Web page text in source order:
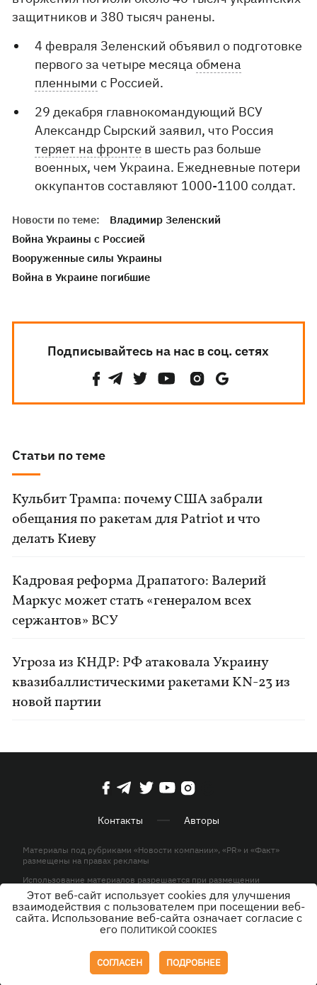
защитников и 380 тысяч ранены.
4 февраля Зеленский объявил о подготовке
первого за четыре месяцаобмена
пленными с Россией.
29 декабря главнокомандующий ВСУ
Александр Сырский заявил, что Россия
теряет на фронте в шесть раз больше
военных, чем Украина. Ежедневные потери
оккупантов составляют 1000-1100 солдат.
Новости по теме:
Владимир Зеленский
Война Украины с Россией
Вооруженные силы Украины
Война в Украине погибшие
Подписывайтесь на нас в соц. сетях
Статьи по теме
Кульбит Трампа: почему США забрали
обещания по ракетам для Patriot и что
делать Киеву
Кадровая реформа Драпатого: Валерий
Маркус может стать «генералом всех
сержантов» ВСУ
Угроза из КНДР: РФ атаковала Украину
квазибаллистическими ракетами KN-23 из
новой партии
Контакты Авторы
Материалы под рубриками «Новости компании», «PR» и «Факт»
размещены на правах рекламы
Использование материалов разрешается при размещении
активной гиперссылки на KP.UA в первом абзаце.
© ООО «ЮЛАВ МЕДИА»,2026. Все права защищены.
Этот веб-сайт использует cookies для улучшения
взаимодействия с пользователем при посещении веб-
сайта. Использование веб-сайта означает согласие с
его ПОЛИТИКОЙ COOKIES
СОГЛАСЕН ПОДРОБНЕЕ